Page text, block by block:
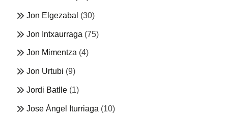
Jon Elgezabal (30)
Jon Intxaurraga (75)
Jon Mimentza (4)
Jon Urtubi (9)
Jordi Batlle (1)
Jose Ángel Iturriaga (10)